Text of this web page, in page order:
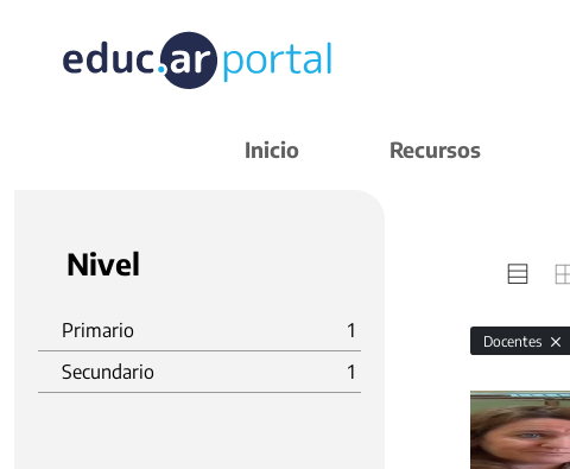
Inicio Recursos
Nivel
Primario
1
Secundario
1
Docentes